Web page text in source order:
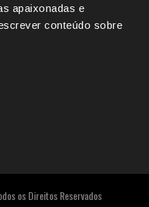
apaixonadas e
conteúdo sobre
os Direitos Reservados